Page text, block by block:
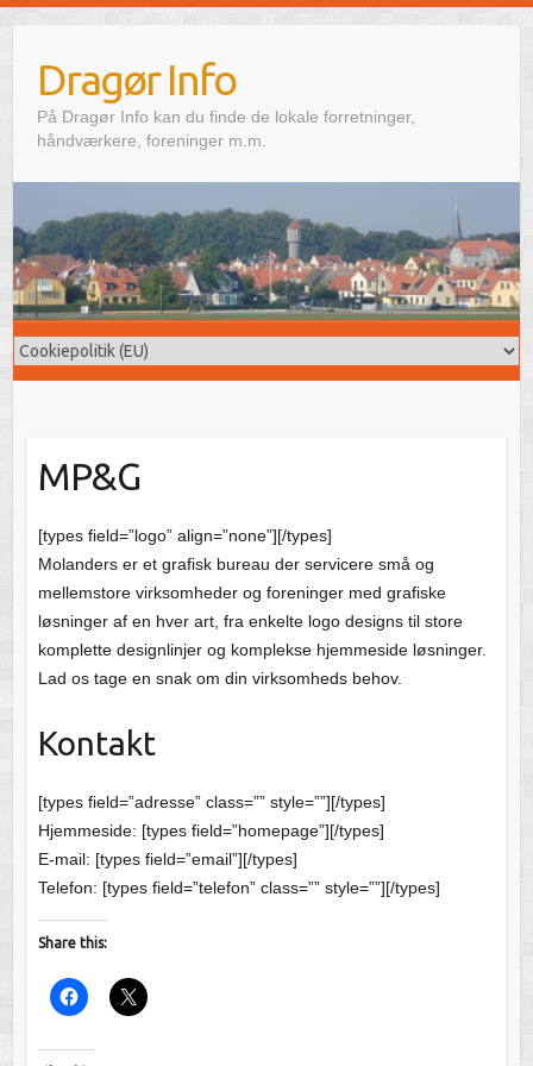
Dragør Info
På Dragør Info kan du finde de lokale forretninger,
håndværkere, foreninger m.m.
MP&G
[types field=”logo” align=”none”][/types]
Molanders er et grafisk bureau der servicere små og
mellemstore virksomheder og foreninger med grafiske
løsninger af en hver art, fra enkelte logo designs til store
komplette designlinjer og komplekse hjemmeside løsninger.
Lad os tage en snak om din virksomheds behov.
Kontakt
[types field=”adresse” class=”” style=””][/types]
Hjemmeside: [types field=”homepage”][/types]
E-mail: [types field=”email”][/types]
Telefon: [types field=”telefon” class=”” style=””][/types]
Share this: